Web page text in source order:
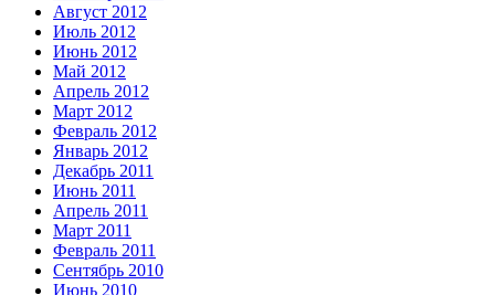
Август 2012
Июль 2012
Июнь 2012
Май 2012
Апрель 2012
Март 2012
Февраль 2012
Январь 2012
Декабрь 2011
Июнь 2011
Апрель 2011
Март 2011
Февраль 2011
Сентябрь 2010
Июнь 2010